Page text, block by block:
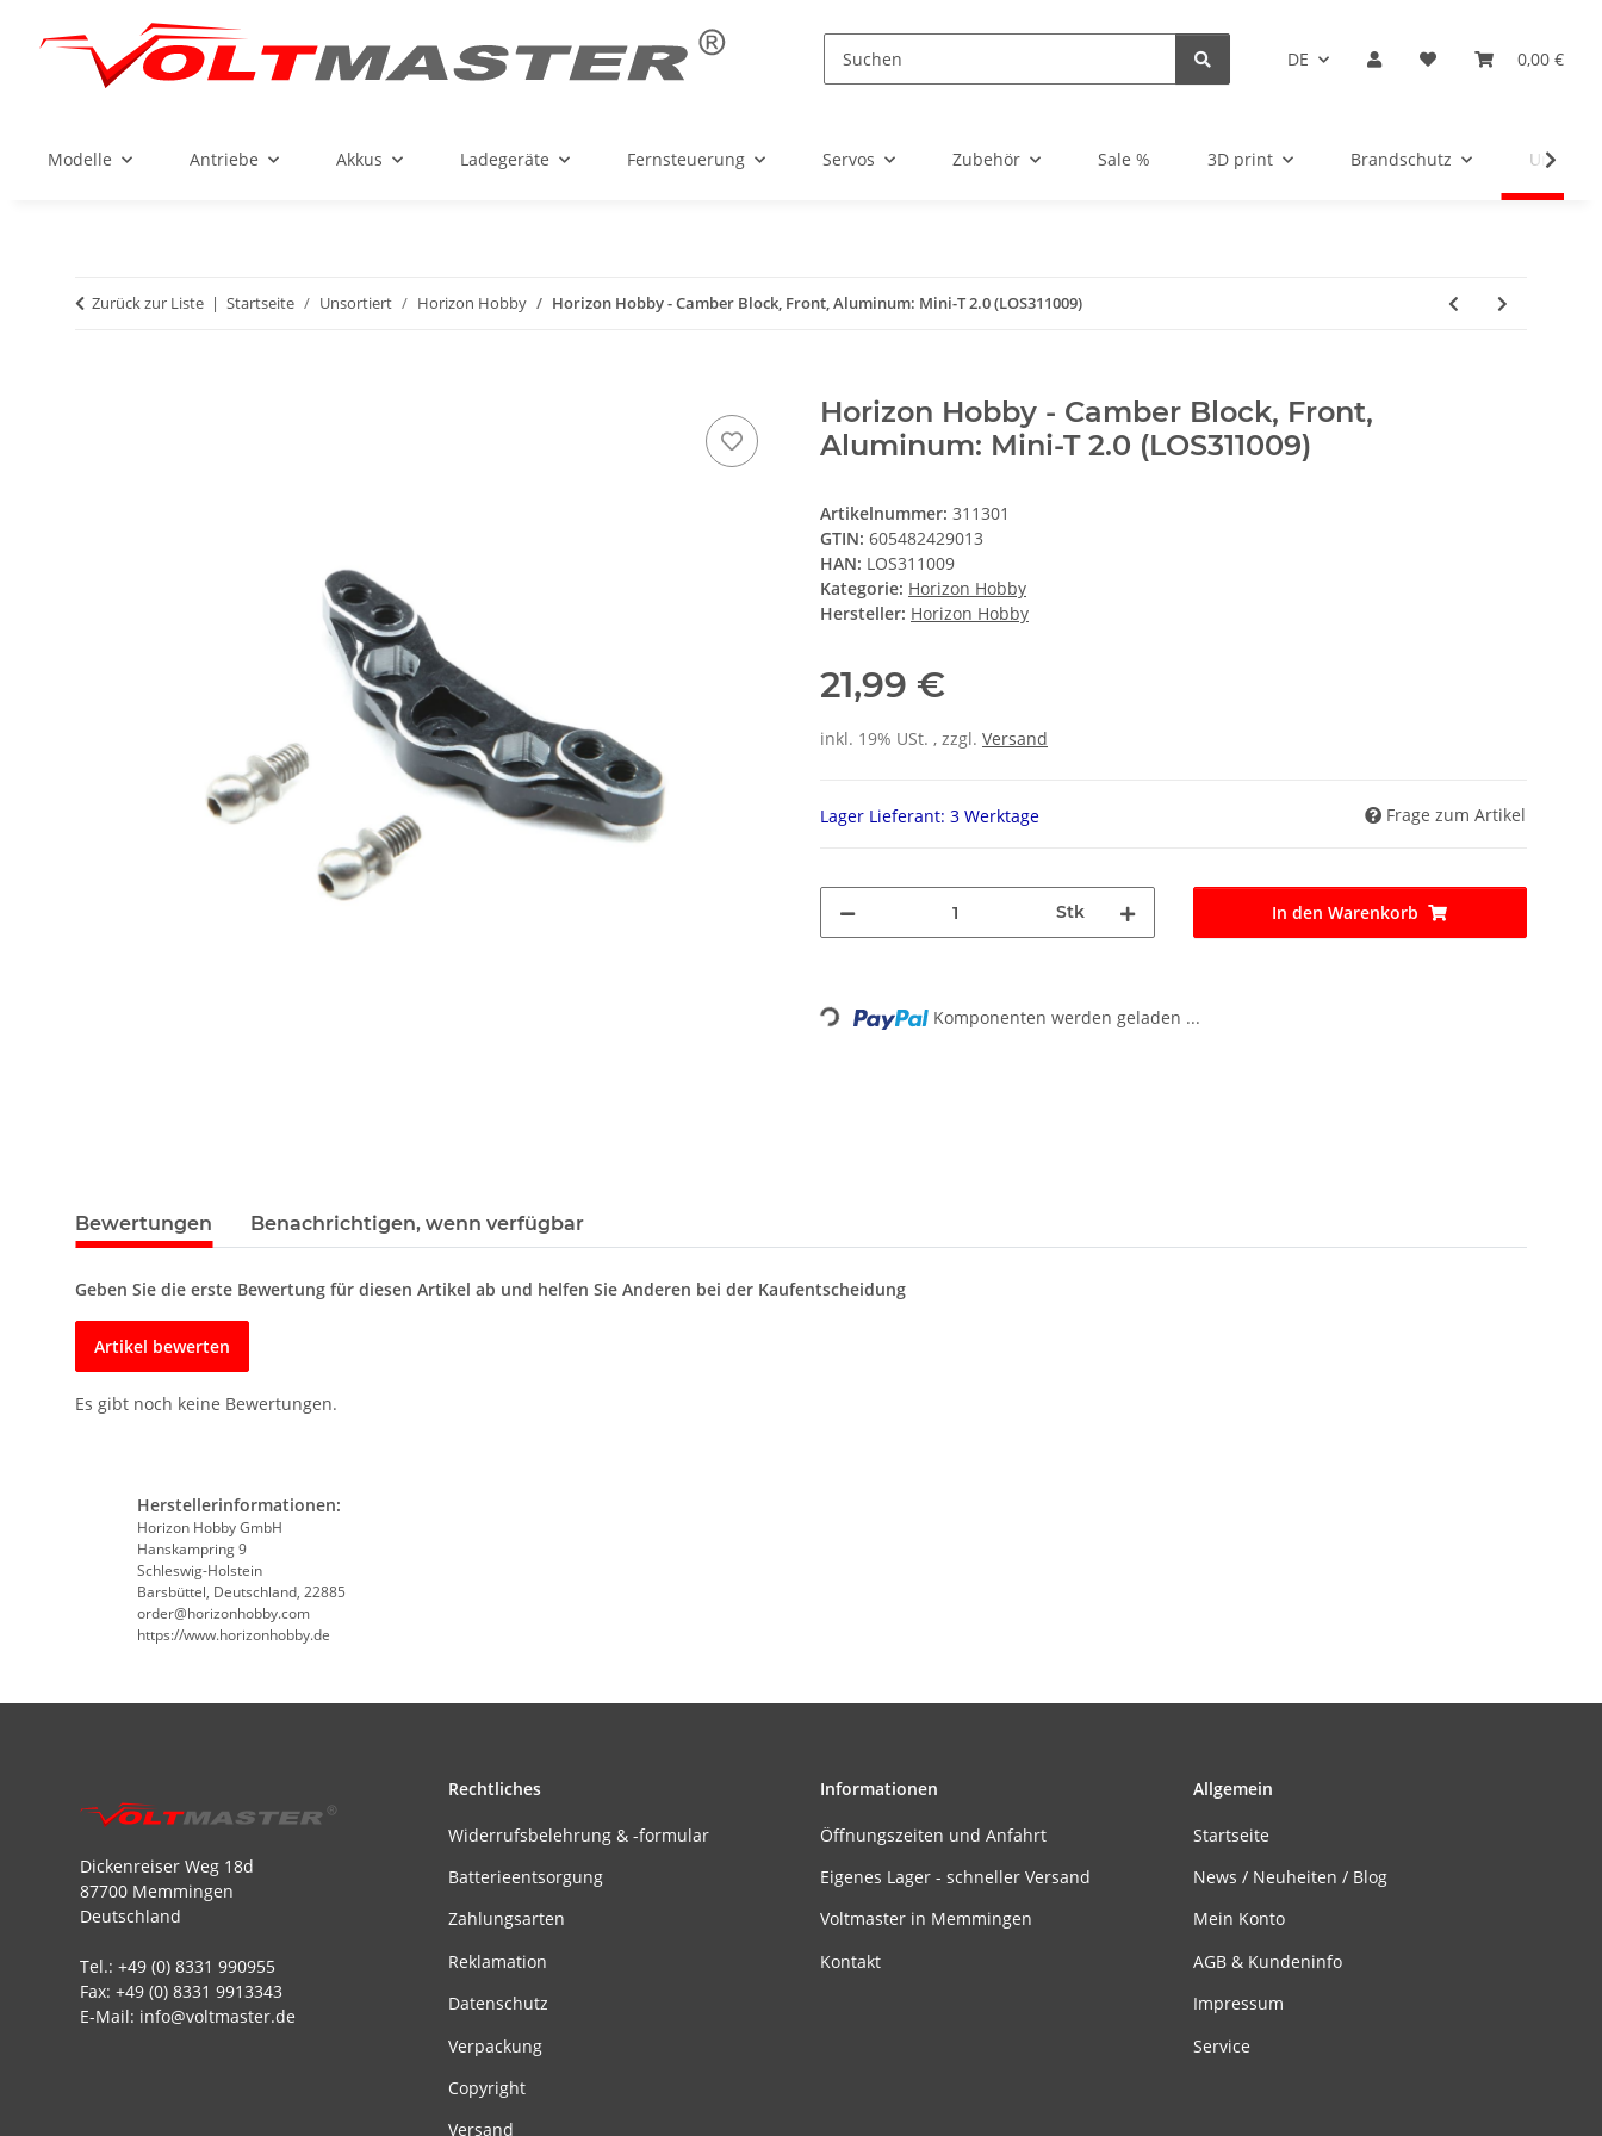
DE 0,00 €
Modelle Antriebe Akkus Ladegeräte Fernsteuerung Servos Zubehör Sale % 3D print Brandschutz
Zurück zur Liste Startseite Unsortiert Horizon Hobby Horizon Hobby - Camber Block, Front, Aluminum: Mini-T 2.0 (LOS311009)
Horizon Hobby - Camber Block, Front,
Aluminum: Mini-T 2.0 (LOS311009)
Artikelnummer: 311301
GTIN: 605482429013
HAN: LOS311009
Kategorie: Horizon Hobby
Hersteller: Horizon Hobby
21,99 €
inkl. 19% USt. , zzgl. Versand
Lager Lieferant: 3 Werktage Frage zum Artikel
Stk In den Warenkorb
Loading... Komponenten werden geladen ...
Bewertungen Benachrichtigen, wenn verfügbar
Geben Sie die erste Bewertung für diesen Artikel ab und helfen Sie Anderen bei der Kaufentscheidung
Artikel bewerten
Es gibt noch keine Bewertungen.
Herstellerinformationen:
Horizon Hobby GmbH
Hanskampring 9
Schleswig-Holstein
Barsbüttel, Deutschland, 22885
order@horizonhobby.com
https://www.horizonhobby.de
Dickenreiser Weg 18d
87700 Memmingen
Deutschland
Tel.: +49 (0) 8331 990955
Fax: +49 (0) 8331 9913343
E-Mail: info@voltmaster.de
Rechtliches
Widerrufsbelehrung & -formular
Batterieentsorgung
Zahlungsarten
Reklamation
Datenschutz
Verpackung
Copyright
Versand
Informationen
Öffnungszeiten und Anfahrt
Eigenes Lager - schneller Versand
Voltmaster in Memmingen
Kontakt
Allgemein
Startseite
News / Neuheiten / Blog
Mein Konto
AGB & Kundeninfo
Impressum
Service